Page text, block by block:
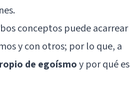
conceptos puede acarrear
y con otros; por lo que, a
de egoísmoy por qué es